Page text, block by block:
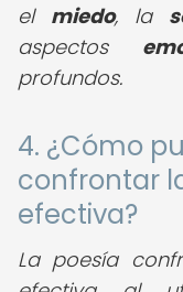
el miedo, la
aspectos
profundos.
4. ¿Cómo
confrontar
efectiva?
La poesía